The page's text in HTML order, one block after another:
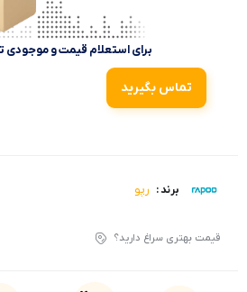
برای استعلام قیمت و موجودی
تماس بگیرید
برند : رپو
قیمت بهتری سراغ دارید؟